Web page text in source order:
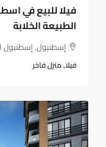
فيلا للبيع في
الطبيعة الخلابة
إسطنبول, إسطنبول
فيلا, منزل فاخر